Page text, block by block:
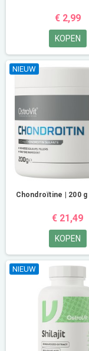
€ 2,99
KOPEN
NIEUW
Chondroïtine | 200
€ 21,49
KOPEN
NIEUW